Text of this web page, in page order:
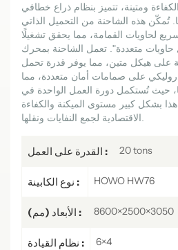
ومتينة، تتميز بنظام ذراع خطافي
هذه الشاحنة من التحميل الذاتي
لحاويات القمامة، مما يحقق تشغيلًا
حاويات متعددة". تعمل الشاحنة بمحرك
مبنية على هيكل متين، مما يوفر قدرة تحمل
على صمامات أمان متعددة، مما
حيث تُستكمل دورة العمل الواحدة في
يُحسّن هذا بشكل كبير مستوى الميكنة والكفاءة
القدرة على العمل : 20 tons
نوع الكابينة : HOWO HW76
الأبعاد (مم) : 8600×2500×3050
نظام القيادة : 6×4